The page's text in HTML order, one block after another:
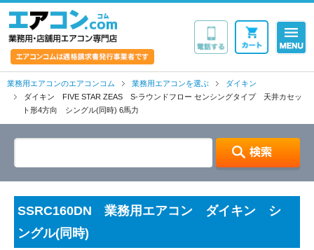
業務用エアコンのエアコンコム 業務用エアコンを選ぶ
ダイキン
ダイキン FIVE STAR ZEAS S-ラウンドフロー センシングタイプ 天井カセッ
ト形4方向 シングル(同時) 6馬力
SSRC160DN 業務用エアコン ダイキン シ
ングル(同時)